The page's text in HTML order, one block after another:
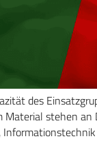
des
stehen an